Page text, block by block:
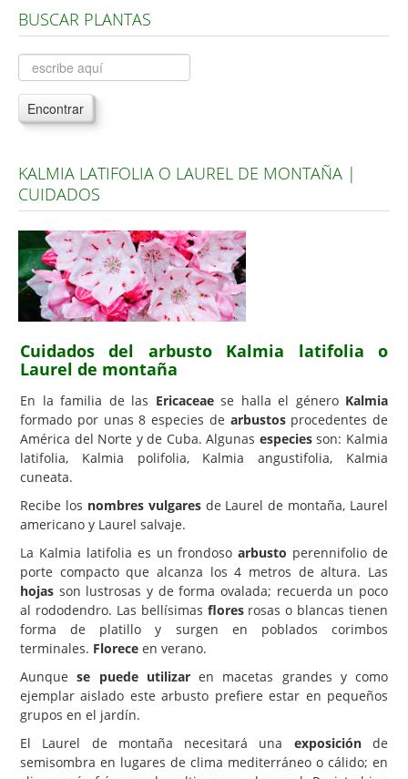
Árboles, Cicas y Palmeras de la G a la Z
Plantas Anuales y Perennes
Plantas Bulbosas y Acuáticas
Plantas de Interior
Plantas Aromáticas y de Huerto
Plantas Carnívoras y Orquídeas
Consejos
Hemisferio Norte
Hemisferio Sur
Enfermedades
Animales
Hongos
Carencias
Fotos
Flores y Plantas
Árboles y Palmeras
Arbustos y Trepadoras
Cactus y Suculentas
BUSCAR PLANTAS
Encontrar
KALMIA LATIFOLIA O LAUREL DE MONTAÑA |
CUIDADOS
Cuidados del arbusto Kalmia latifolia o
Laurel de montaña
En la familia de las Ericaceaese halla el género Kalmia
formado por unas 8 especies de arbustosprocedentes de
América del Norte y de Cuba. Algunas especiesson: Kalmia
latifolia, Kalmia polifolia, Kalmia angustifolia, Kalmia
cuneata.
Recibe los nombres vulgaresde Laurel de montaña, Laurel
americano y Laurel salvaje.
La Kalmia latifolia es un frondosoarbusto perennifolio de
porte compacto que alcanza los 4 metros de altura. Las
hojas son lustrosas y de forma ovalada; recuerda un poco
al rododendro. Las bellísimas floresrosas o blancas tienen
forma de platillo y surgen en poblados corimbos
terminales. Florece en verano.
Aunquese puede utilizaren macetas grandes y como
ejemplar aislado este arbusto prefiere estar en pequeños
grupos en el jardín.
El Laurel de montaña necesitará una exposiciónde
semisombra en lugares de clima mediterráneo o cálido; en